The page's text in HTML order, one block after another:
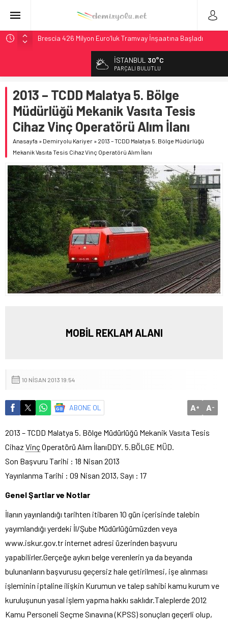
Brescia 426 Milyon Euro’luk Tramvay İnşaatına Başladı
Northern Railway Doğruladı: 308 Bin Rupiye Özel Vagonda
Chicago’da Metra Polisi BVLOS Drone’larla Müdahale
Süresini Kısalttı
NJ Transit’ten Tarihi Bütçe: 46 Yılın Rekoru Onaylandı
České dráhy 101 Yaşındaki Buharlıyı Šumava Seferlerine
Çıkarıyor
İSTANBUL 30°C
PARÇALI BULUTLU
2013 – TCDD Malatya 5. Bölge
Müdürlüğü Mekanik Vasıta Tesis
Cihaz Vinç Operatörü Alım İlanı
Anasayfa » Demiryolu Kariyer » 2013 – TCDD Malatya 5. Bölge Müdürlüğü
Mekanik Vasıta Tesis Cihaz Vinç Operatörü Alım İlanı
MOBİL REKLAM ALANI
10 NISAN 2013 19:54
ABONE OL A+ A-
2013 – TCDD Malatya 5. Bölge Müdürlüğü Mekanik Vasıta Tesis
Cihaz VinçOperatörü Alım İlanıDDY. 5.BÖLGE MÜD.
Son Başvuru Tarihi : 18 Nisan 2013
Yayınlanma Tarihi : 09 Nisan 2013, Sayı : 17
Genel Şartlar ve Notlar
İlanın yayınlandığı tarihten itibaren 10 gün içerisinde talebin
yayımlandığı yerdeki İl/Şube Müdürlüğümüzden veya
www.iskur.gov.tr internet adresi üzerinden başvuru
yapabilirler.Gerçeğe aykırı belge verenlerin ya da beyanda
bulunanların başvurusu geçersiz hale getirilmesi, işe alınması
işleminin iptaline ilişkin Kurumun ve talep sahibi kamu kurum ve
kuruluşunun yasal işlem yapma hakkı saklıdır.Taleplerde 2012
Kamu Personeli Seçme Sınavına (KPSS) sonuçları geçerli olup,